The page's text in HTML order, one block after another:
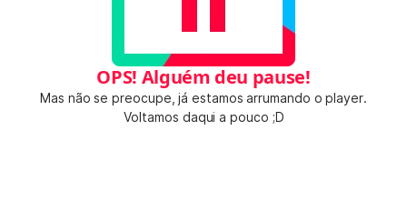
OPS! Alguém deu pause!
Mas não se preocupe, já estamos arrumando o player.
Voltamos daqui a pouco ;D